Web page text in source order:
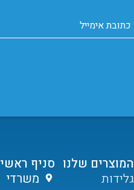
המוצרים שלנו
גלידות
סניף ראשי
משרדי